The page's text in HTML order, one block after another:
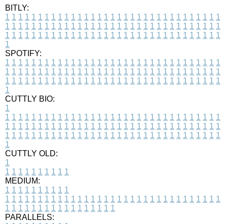
BITLY:
1 1 1 1 1 1 1 1 1 1 1 1 1 1 1 1 1 1 1 1 1 1 1 1 1 1 1 1 1 1 1 1 1
1 1 1 1 1 1 1 1 1 1 1 1 1 1 1 1 1 1 1 1 1 1 1 1 1 1 1 1 1 1 1 1 1
1 1 1 1 1 1 1 1 1 1 1 1 1 1 1 1 1 1 1 1 1 1 1 1 1 1 1 1 1 1 1 1 1
1
SPOTIFY:
1 1 1 1 1 1 1 1 1 1 1 1 1 1 1 1 1 1 1 1 1 1 1 1 1 1 1 1 1 1 1 1 1
1 1 1 1 1 1 1 1 1 1 1 1 1 1 1 1 1 1 1 1 1 1 1 1 1 1 1 1 1 1 1 1 1
1 1 1 1 1 1 1 1 1 1 1 1 1 1 1 1 1 1 1 1 1 1 1 1 1 1 1 1 1 1 1 1 1
1
CUTTLY BIO:
1
1 1 1 1 1 1 1 1 1 1 1 1 1 1 1 1 1 1 1 1 1 1 1 1 1 1 1 1 1 1 1 1 1
1 1 1 1 1 1 1 1 1 1 1 1 1 1 1 1 1 1 1 1 1 1 1 1 1 1 1 1 1 1 1 1 1
1 1 1 1 1 1 1 1 1 1 1 1 1 1 1 1 1 1 1 1 1 1 1 1 1 1 1 1 1 1 1 1 1
1
CUTTLY OLD:
1
1 1 1 1 1 1 1 1 1 1
MEDIUM:
1 1 1 1 1 1 1 1 1 1
1 1 1 1 1 1 1 1 1 1 1 1 1 1 1 1 1 1 1 1 1 1 1 1 1 1 1 1 1 1 1 1 1
1 1 1 1 1 1 1 1 1 1 1 1 1 1 1 1 1
PARALLELS: